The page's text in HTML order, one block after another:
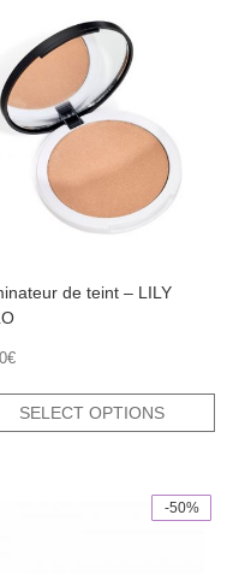
de teint – LILY
€
SELECT OPTIONS
-50%